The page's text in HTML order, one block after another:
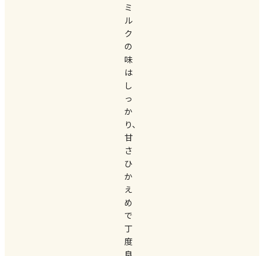
ミ
ル
ク
の
味
は
し
っ
か
り、
甘
さ
ひ
か
え
め
で
丁
度